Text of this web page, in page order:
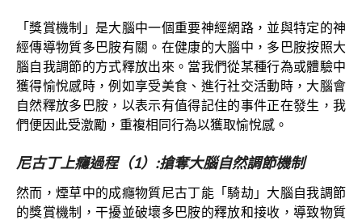
「獎賞機制」是大腦中一個重要神經網路，並與特定的神
經傳導物質多巴胺有關。在健康的大腦中，多巴胺按照大
腦自我調節的方式釋放出來。當我們從某種行為或體驗中
獲得愉悅感時，例如享受美食、進行社交活動時，大腦會
自然釋放多巴胺，以表示有值得記住的事件正在發生，我
們便因此受激勵，重複相同行為以獲取愉悅感。
尼古丁上癮過程（1） :搶奪大腦自然調節機制
然而，煙草中的成癮物質尼古丁能「騎劫」大腦自我調節
的獎賞機制，干擾並破壞多巴胺的釋放和接收，導致物質